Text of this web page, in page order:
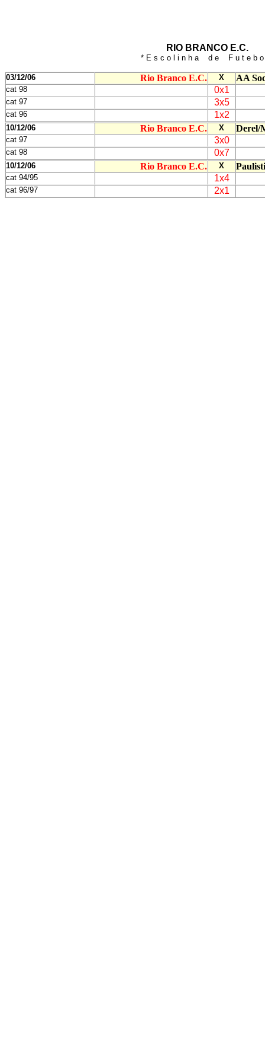
RIO BRANCO E.C.
* E s c o l i n h a d e F u t e b o
03/12/06 Rio Branco E.C. X AA
cat 98 0x1
cat 97 3x5
cat 96 1x2
10/12/06 Rio Branco E.C. X Derel/
cat 97 3x0
cat 98 0x7
10/12/06 Rio Branco E.C. X
cat 94/95 1x4
cat 96/97 2x1